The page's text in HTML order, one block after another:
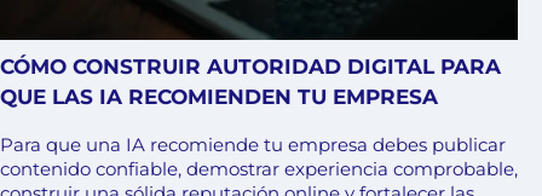
CÓMO CONSTRUIR AUTORIDAD DIGITAL PARA
QUE LAS IA RECOMIENDEN TU EMPRESA
Para que una IA recomiende tu empresa debes publicar
contenido confiable, demostrar experiencia comprobable,